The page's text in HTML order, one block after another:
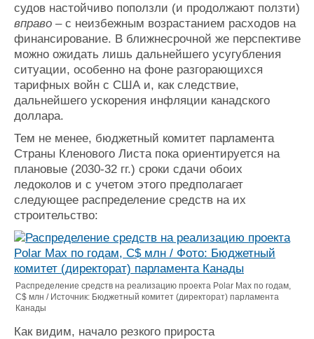
судов настойчиво поползли (и продолжают ползти)
вправо – с неизбежным возрастанием расходов на
финансирование. В ближнесрочной же перспективе
можно ожидать лишь дальнейшего усугубления
ситуации, особенно на фоне разгорающихся
тарифных войн с США и, как следствие,
дальнейшего ускорения инфляции канадского
доллара.
Тем не менее, бюджетный комитет парламента
Страны Кленового Листа пока ориентируется на
плановые (2030-32 гг.) сроки сдачи обоих
ледоколов и с учетом этого предполагает
следующее распределение средств на их
строительство:
Распределение средств на реализацию проекта Polar Max по годам,
С$ млн / Источник: Бюджетный комитет (директорат) парламента
Канады
Как видим, начало резкого прироста